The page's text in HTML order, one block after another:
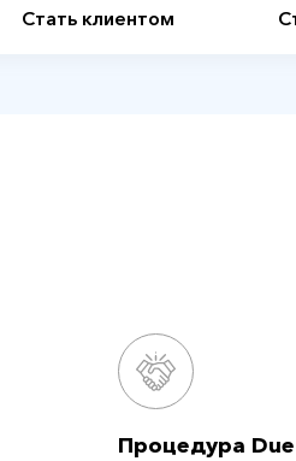
Стать клиентом
Процедура